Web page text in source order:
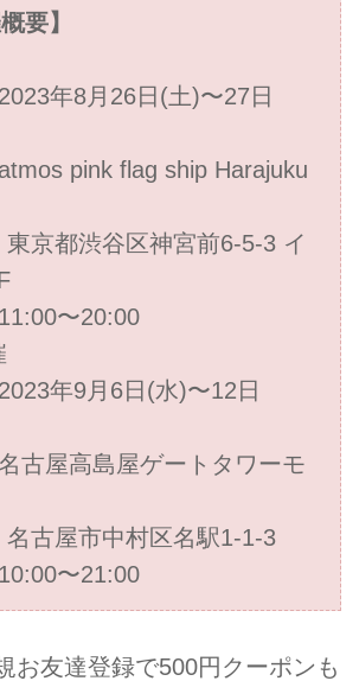
要】
年8月26日(土)〜27日
pink flag ship Harajuku
谷区神宮前6-5-3 イ
〜20:00
年9月6日(水)〜12日
古屋高島屋ゲートタワーモ
中村区名駅1-1-3
〜21:00
お友達登録で500円クーポンも